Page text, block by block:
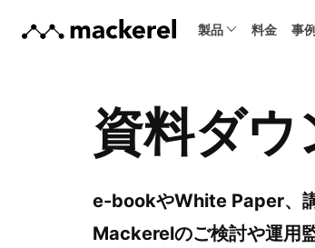
製品 料金 事
資料ダウ
e-bookやWhite Paper、講
Mackerelのご検討や運用